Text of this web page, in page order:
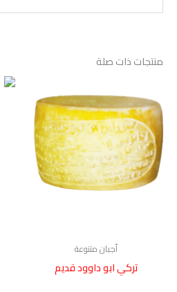
منتجات ذات صلة
أجبان متنوعة
تركي ابو داوود قديم